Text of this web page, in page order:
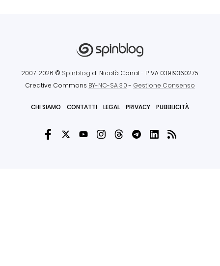
2007-2026 © Spinblog di Nicolò Canal - P.IVA 03919360275
Creative Commons BY-NC-SA 3.0- Gestione Consenso
CHI SIAMO CONTATTI LEGAL PRIVACY PUBBLICITÀ